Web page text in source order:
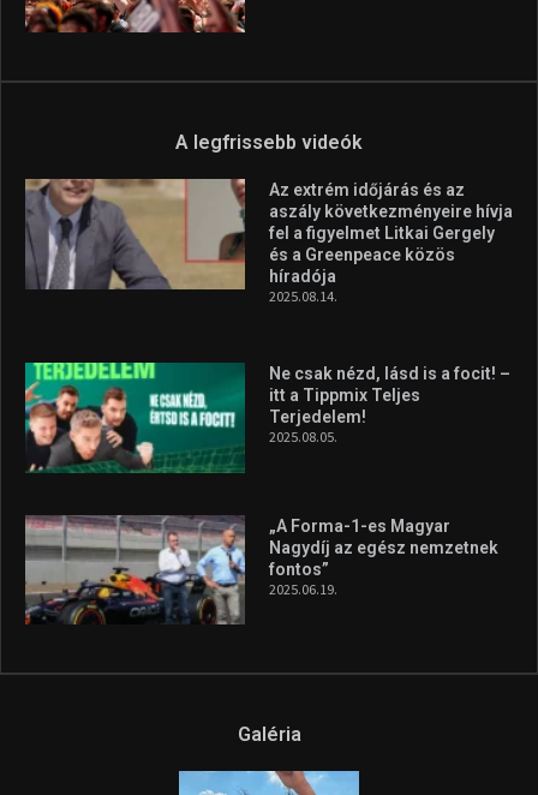
A legfrissebb videók
Az extrém időjárás és az
aszály következményeire hívja
fel a figyelmet Litkai Gergely
és a Greenpeace közös
híradója
2025.08.14.
Ne csak nézd, lásd is a focit! –
itt a Tippmix Teljes
Terjedelem!
2025.08.05.
„A Forma-1-es Magyar
Nagydíj az egész nemzetnek
fontos”
2025.06.19.
Galéria